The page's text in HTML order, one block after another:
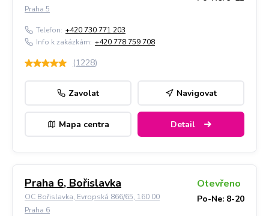
Praha 5
Telefon: +420 730 771 203
Info k zakázkám: +420 778 759 708
(1228)
Zavolat Navigovat
Mapa centra Detail
Praha 6, Bořislavka
OC Bořislavka, Evropská 866/65, 160 00
Praha 6
Otevřeno
Po-Ne: 8-20